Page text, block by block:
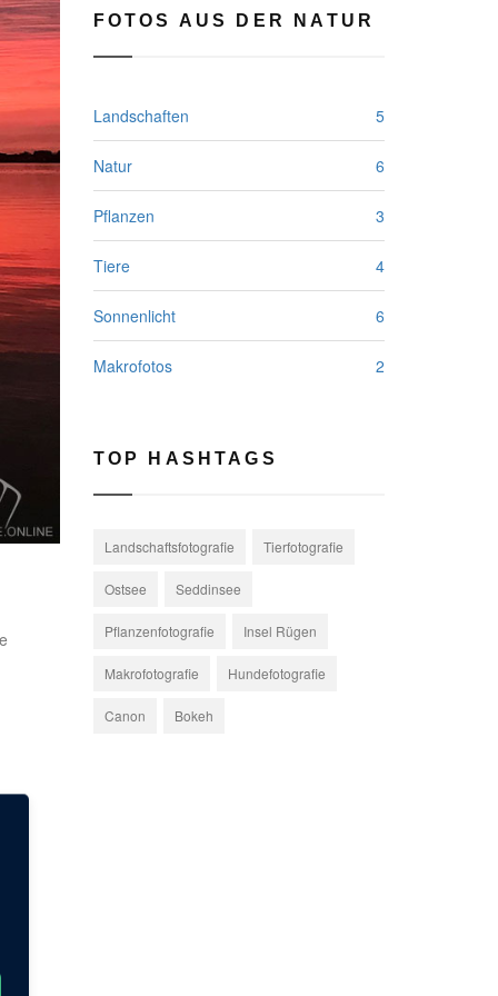
FOTOS AUS DER NATUR
Landschaften 5
Natur 6
Pflanzen 3
Tiere 4
Sonnenlicht 6
Makrofotos 2
TOP HASHTAGS
Landschaftsfotografie Tierfotografie
Ostsee Seddinsee
Pflanzenfotografie Insel Rügen
Makrofotografie Hundefotografie
Canon Bokeh